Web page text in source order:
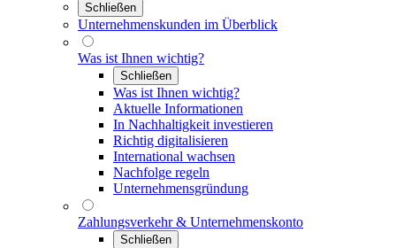
Schließen
Unternehmenskunden im Überblick
Was ist Ihnen wichtig?
Schließen
Was ist Ihnen wichtig?
Aktuelle Informationen
In Nachhaltigkeit investieren
Richtig digitalisieren
International wachsen
Nachfolge regeln
Unternehmensgründung
Zahlungsverkehr & Unternehmenskonto
Schließen